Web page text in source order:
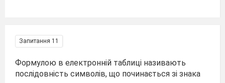
Запитання 11
Формулою в електронній таблиці називають
послідовність символів, що починається зі знака